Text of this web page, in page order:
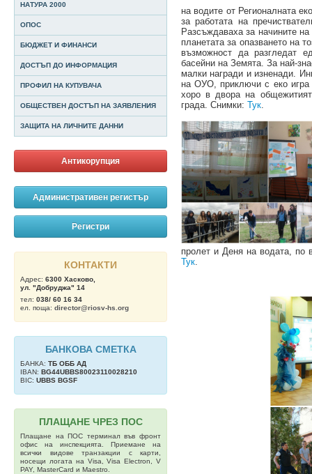
НАТУРА 2000
ОПОС
БЮДЖЕТ И ФИНАНСИ
ДОСТЪП ДО ИНФОРМАЦИЯ
ПРОФИЛ НА КУПУВАЧА
ОБЩЕСТВЕН ДОСТЪП НА ЗАЯВЛЕНИЯ
ЗАЩИТА НА ЛИЧНИТЕ ДАННИ
Антикорупция
Административен регистър
Регистри
КОНТАКТИ
Адрес: 6300 Хасково,
ул. "Добруджа" 14
тел: 038/ 60 16 34
ел. поща: director@riosv-hs.org
БАНКОВА СМЕТКА
БАНКА: ТБ OББ АД
IBAN: BG44UBBS80023110028210
BIC: UBBS BGSF
ПЛАЩАНЕ ЧРЕЗ ПОС
Плащане на ПОС терминал във фронт
офис на инспекцията. Приемане на
всички видове транзакции с карти,
носещи логата на Visa, Visa Electron, V
PAY, MasterCard и Maestro.
на водите от Регионалната
за работата на
Разсъждаваха за начините
планетата за опазването на
възможност да разгледат
басейни на Земята. За най-
малки награди и изненади.
на ОУО, приключи с еко игра
хоро в двора на
града. Снимки: Тук.
пролет и Деня на водата, по
Тук.